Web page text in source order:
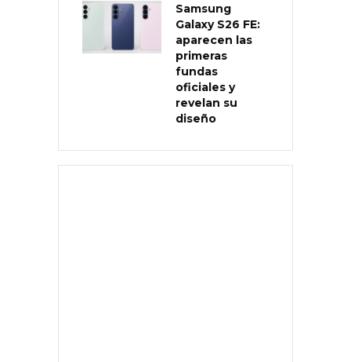
Samsung
Galaxy S26 FE:
aparecen las
primeras
fundas
oficiales y
revelan su
diseño